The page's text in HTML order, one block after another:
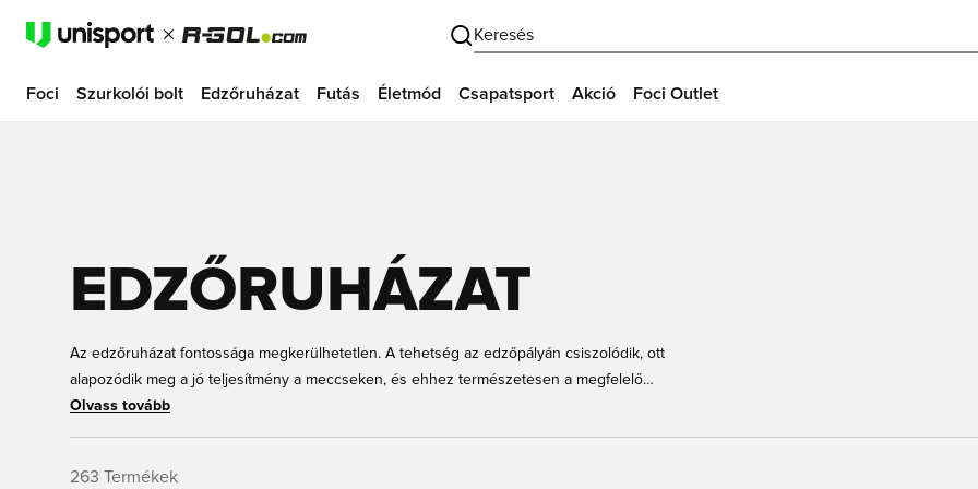
Keresés
Foci Szurkolói bolt Edzőruházat Futás Életmód Csapatsport Akció Foci Outlet
EDZŐRUHÁZAT
Az edzőruházat fontossága megkerülhetetlen. A tehetség az edzőpályán csiszolódik, ott
alapozódik meg a jó teljesítmény a meccseken, és ehhez természetesen a megfelelő
felszerelésre is szükséged van. Nálunk, a Unisportnál edzőruházat széles kínálatát találod a
számodra és az igényeidnek megfelelő darabot.
Olvass tovább
263 Termékek